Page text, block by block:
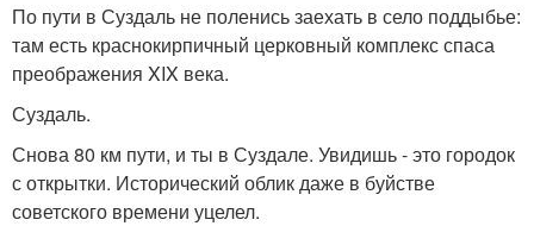
По пути в Суздаль не поленись заехать в село поддыбье:
там есть краснокирпичный церковный комплекс спаса
преображения XIX века.
Суздаль.
Снова 80 км пути, и ты в Суздале. Увидишь - это городок
с открытки. Исторический облик даже в буйстве
советского времени уцелел.